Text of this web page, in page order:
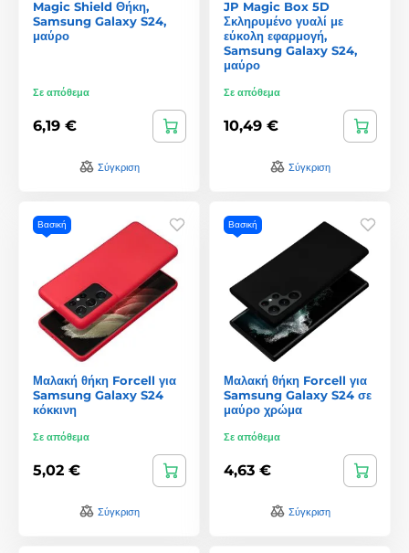
Magic Shield Θήκη,
Samsung Galaxy S24,
μαύρο
Σε απόθεμα
6,19 €
Σύγκριση
JP Magic Box 5D
Σκληρυμένο γυαλί με
εύκολη εφαρμογή,
Samsung Galaxy S24,
μαύρο
Σε απόθεμα
10,49 €
Σύγκριση
Βασική
Μαλακή θήκη Forcell για
Samsung Galaxy S24
κόκκινη
Σε απόθεμα
5,02 €
Σύγκριση
Βασική
Μαλακή θήκη Forcell για
Samsung Galaxy S24 σε
μαύρο χρώμα
Σε απόθεμα
4,63 €
Σύγκριση